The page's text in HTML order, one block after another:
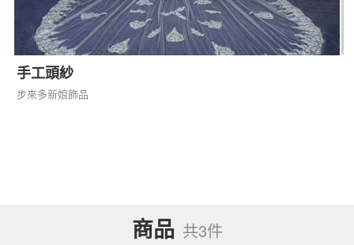
手工頭紗
步來多新娘飾品
商品 共3件